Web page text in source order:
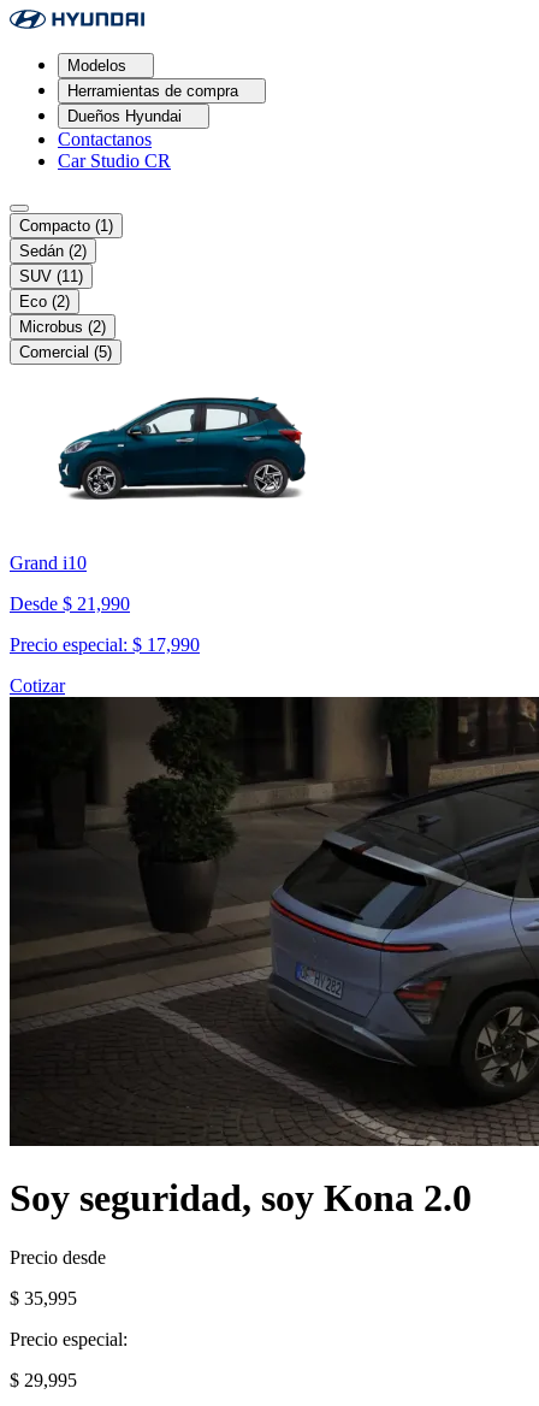
Modelos
Herramientas de compra
Dueños Hyundai
Contactanos
Car Studio CR
Compacto (1)
Sedán (2)
SUV (11)
Eco (2)
Microbus (2)
Comercial (5)
Grand i10
Desde $ 21,990
Precio especial: $ 17,990
Cotizar
Soy seguridad, soy Kona 2.0
Precio desde
$ 35,995
Precio especial:
$ 29,995